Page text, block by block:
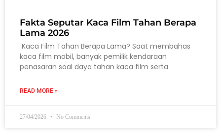
Fakta Seputar Kaca Film Tahan Berapa
Lama 2026
Kaca Film Tahan Berapa Lama? Saat membahas
kaca film mobil, banyak pemilik kendaraan
penasaran soal daya tahan kaca film serta
READ MORE »
27/04/2026 No Comments